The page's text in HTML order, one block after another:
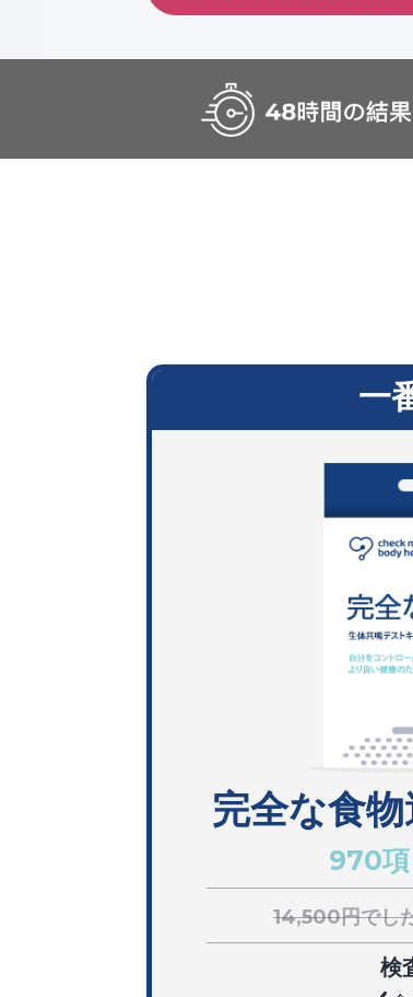
一
完全な食
970
14,500円でし
検